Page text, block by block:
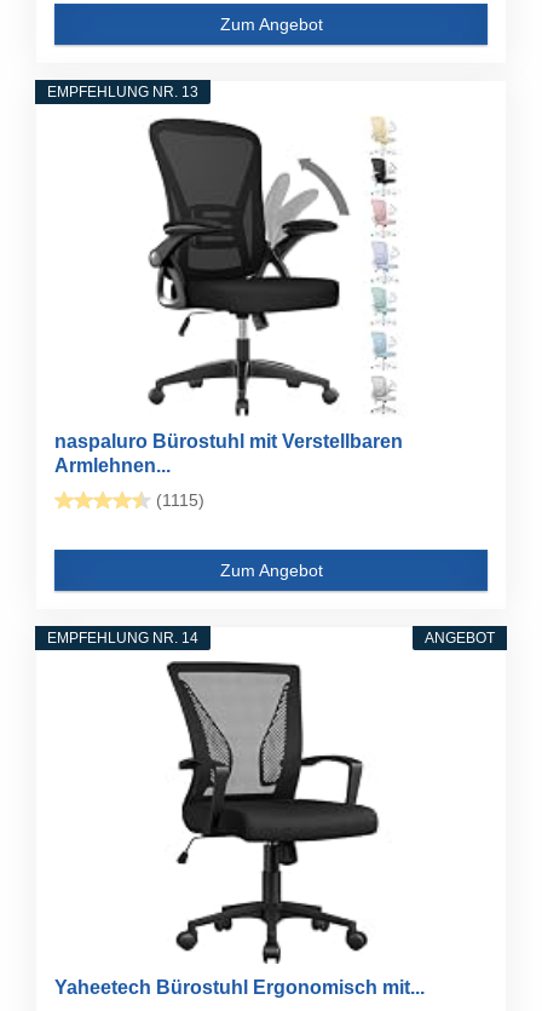
Zum Angebot
EMPFEHLUNG NR. 13
naspaluro Bürostuhl mit Verstellbaren
Armlehnen...
(1115)
Zum Angebot
ANGEBOT
EMPFEHLUNG NR. 14
Yaheetech Bürostuhl Ergonomisch mit...